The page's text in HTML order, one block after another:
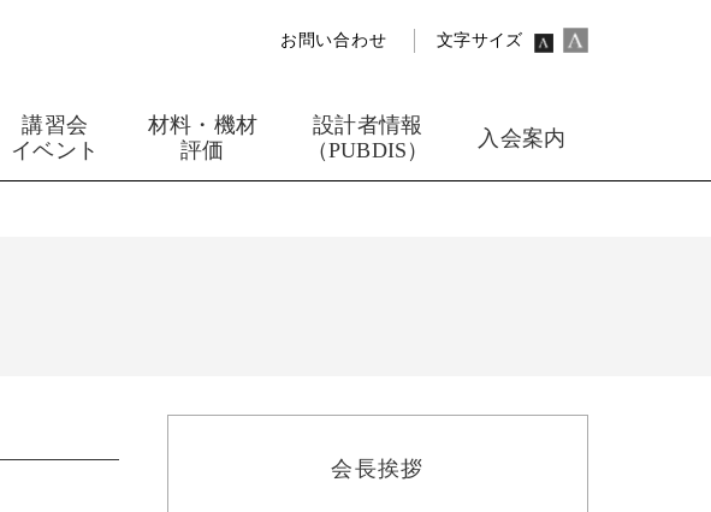
お問い合わせ 文字サイズ
講習会
イベント
材料・機材
評価
設計者情報
（PUBDIS）
入会案内
会長挨拶